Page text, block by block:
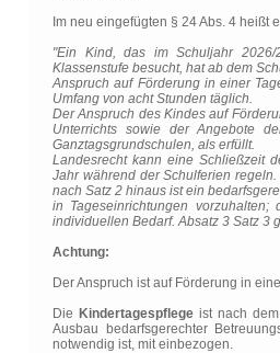
Im neu eingefügten § 24 Abs. 4 heißt
"Ein Kind, das im Schuljahr
Klassenstufe besucht, hat ab dem
Anspruch auf Förderung in einer
Umfang von acht Stunden täglich.
Der Anspruch des Kindes auf
Unterrichts sowie der Angebote
Ganztagsgrundschulen, als erfüllt.
Landesrecht kann eine Schließzeit
Jahr während der Schulferien
nach Satz 2 hinaus ist ein
in Tageseinrichtungen
individuellen Bedarf. Absatz 3 Satz 3
Achtung:
Der Anspruch ist auf Förderung in
Die Kindertagespflege ist nach
Ausbau bedarfsgerechter
notwendig ist, mit einbezogen.